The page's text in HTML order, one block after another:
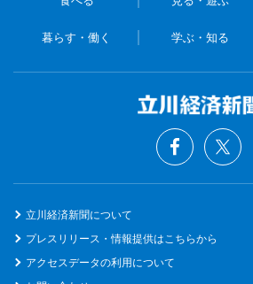
暮らす・働く 学ぶ・知る
立川経済新聞について
プレスリリース・情報提供はこちらから
アクセスデータの利用について